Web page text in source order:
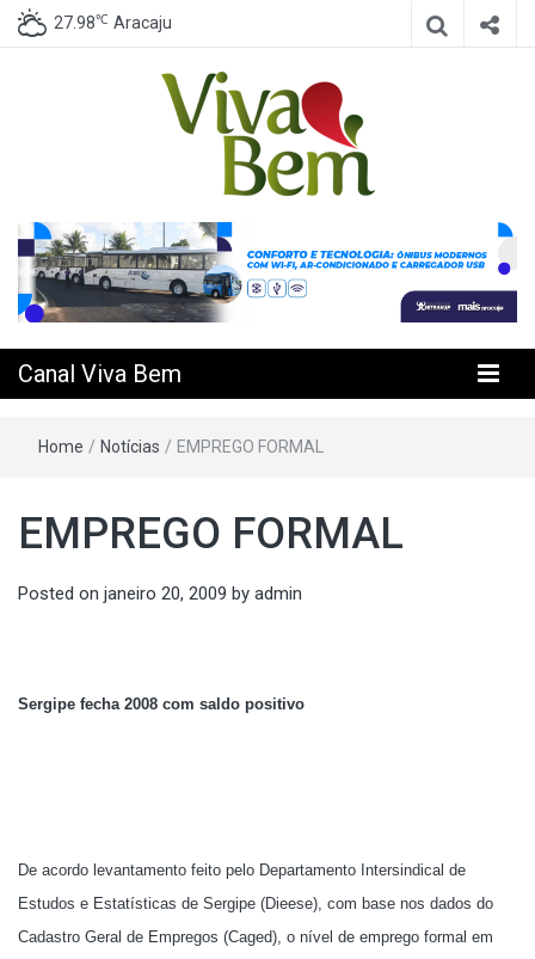
27.98℃ Aracaju
Canal Viva
Bem
Canal Viva Bem
Home / Notícias / EMPREGO FORMAL
EMPREGO FORMAL
Posted on janeiro 20, 2009 by admin
Sergipe fecha 2008 com saldo positivo
De acordo levantamento feito pelo Departamento Intersindical de
Estudos e Estatísticas de Sergipe (Dieese), com base nos dados do
Cadastro Geral de Empregos (Caged), o nível de emprego formal em